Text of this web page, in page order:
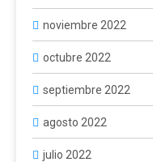
noviembre 2022
octubre 2022
septiembre 2022
agosto 2022
julio 2022